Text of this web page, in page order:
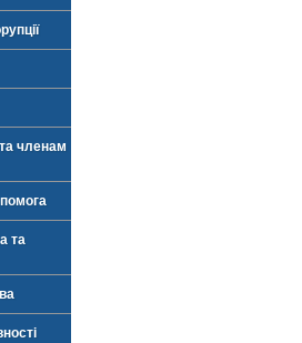
членам
та